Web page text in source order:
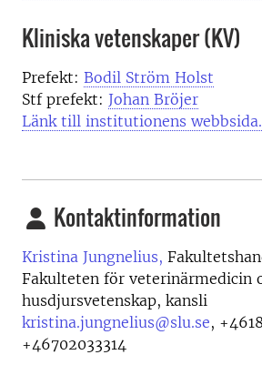
Kliniska vetenskaper (KV)
Prefekt: Bodil Ström Holst
Stf prefekt: Johan Bröjer
Länk till institutionens webbsida.
Kontaktinformation
Kristina Jungnelius,
Fakulteten för veterinärmedicin
husdjursvetenskap, kansli
kristina.jungnelius@slu.se,
+46702033314